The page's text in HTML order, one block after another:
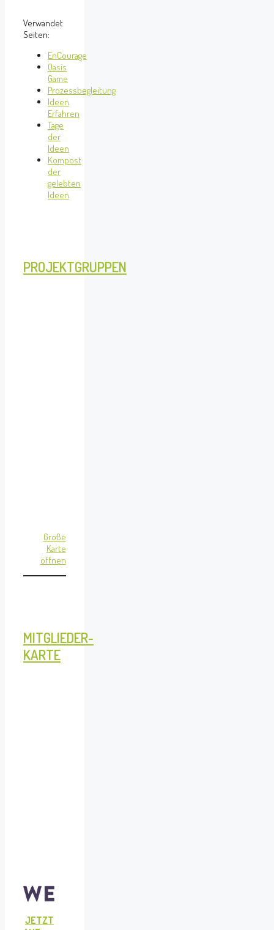
Verwandet
Seiten:
EnCourage
Oasis
Game
Prozessbegleitung
Ideen
Erfahren
Tage
der
Ideen
Kompost
der
gelebten
Ideen
PROJEKTGRUPPEN
Große
Karte
öffnen
MITGLIEDER-
KARTE
JETZT